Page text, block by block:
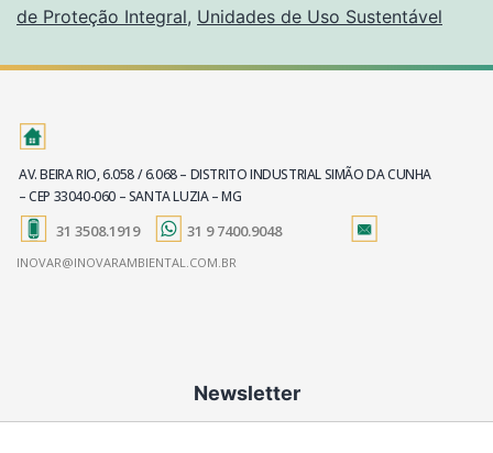
de Proteção Integral, Unidades de Uso Sustentável
AV. BEIRA RIO, 6.058 / 6.068 – DISTRITO INDUSTRIAL SIMÃO DA CUNHA
– CEP 33040-060 – SANTA LUZIA – MG
31 3508.1919 31 9 7400.9048
INOVAR@INOVARAMBIENTAL.COM.BR
Newsletter